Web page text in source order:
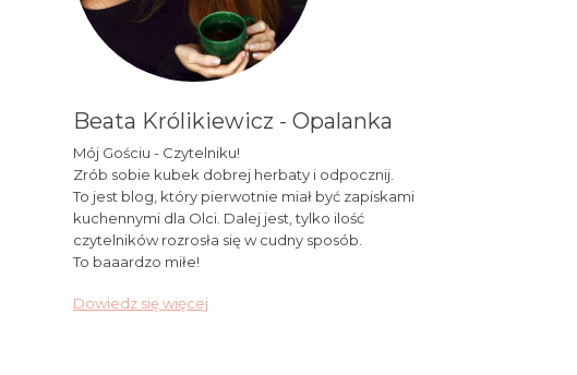
Beata Królikiewicz - Opalanka
Mój Gościu - Czytelniku!
Zrób sobie kubek dobrej herbaty i odpocznij.
To jest blog, który pierwotnie miał być zapiskami
kuchennymi dla Olci. Dalej jest, tylko ilość
czytelników rozrosła się w cudny sposób.
To baaardzo miłe!
Dowiedz się więcej